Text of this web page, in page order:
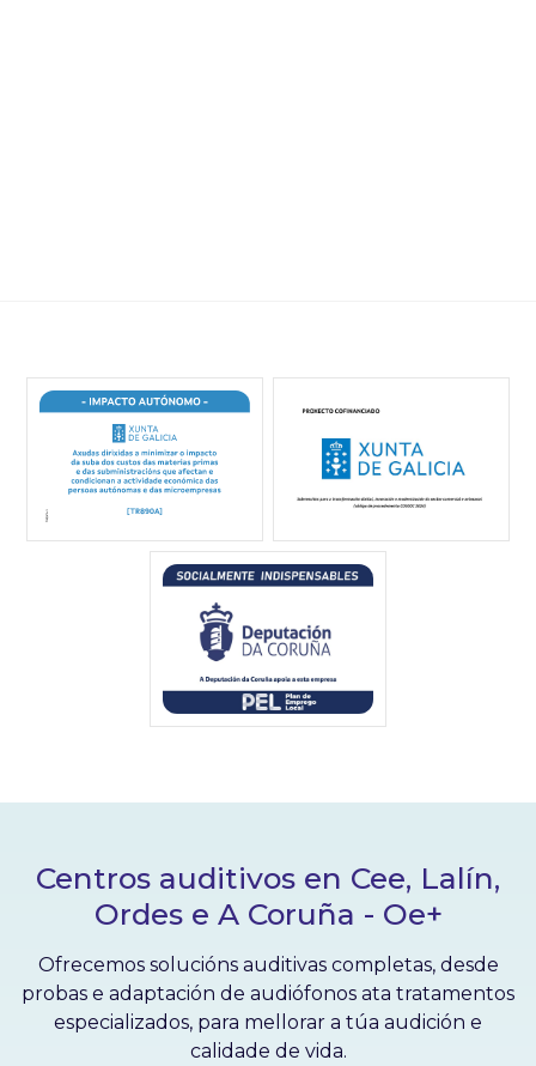
Centros auditivos en Cee, Lalín,
Ordes e A Coruña - Oe+
Ofrecemos solucións auditivas completas, desde
probas e adaptación de audiófonos ata tratamentos
especializados, para mellorar a túa audición e
calidade de vida.